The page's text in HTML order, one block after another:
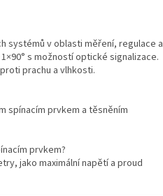
systémů v oblasti měření, regulace a
s možností optické signalizace.
prachu a vlhkosti.
spínacím prvkem a těsněním
prvkem?
jako maximální napětí a proud